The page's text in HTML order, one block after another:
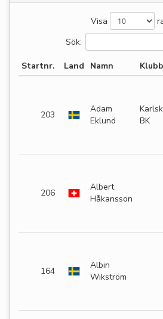
Visa
Sök:
Startnr. Land Namn Klubb
203
Adam
Eklund
BK
206
Albert
Håkansson
164
Albin
Wikström